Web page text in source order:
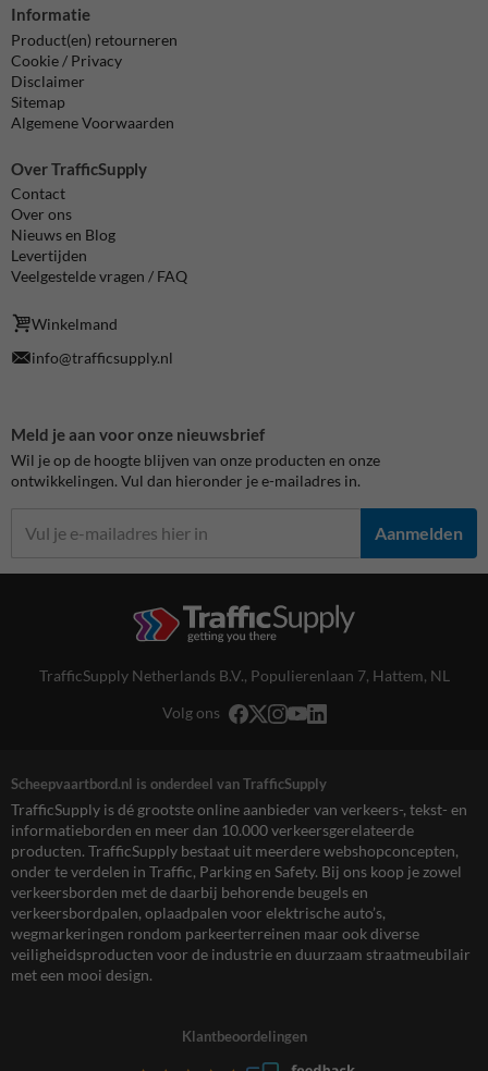
Informatie
Product(en) retourneren
Cookie / Privacy
Disclaimer
Sitemap
Algemene Voorwaarden
Over TrafficSupply
Contact
Over ons
Nieuws en Blog
Levertijden
Veelgestelde vragen / FAQ
Winkelmand
info@trafficsupply.nl
Meld je aan voor onze nieuwsbrief
Wil je op de hoogte blijven van onze producten en onze
ontwikkelingen. Vul dan hieronder je e-mailadres in.
Aanmelden
TrafficSupply Netherlands B.V., Populierenlaan 7, Hattem, NL
Volg ons
Scheepvaartbord.nl is onderdeel van TrafficSupply
TrafficSupply is dé grootste online aanbieder van verkeers-, tekst- en
informatieborden en meer dan 10.000 verkeersgerelateerde
producten. TrafficSupply bestaat uit meerdere webshopconcepten,
onder te verdelen in Traffic, Parking en Safety. Bij ons koop je zowel
verkeersborden met de daarbij behorende beugels en
verkeersbordpalen, oplaadpalen voor elektrische auto’s,
wegmarkeringen rondom parkeerterreinen maar ook diverse
veiligheidsproducten voor de industrie en duurzaam straatmeubilair
met een mooi design.
Klantbeoordelingen